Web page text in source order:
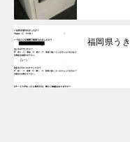
福岡県う